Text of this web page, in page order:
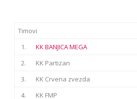
Timovi
1.
KK BANJICA MEGA
2.
KK Partizan
3.
KK Crvena zvezda
4.
KK FMP